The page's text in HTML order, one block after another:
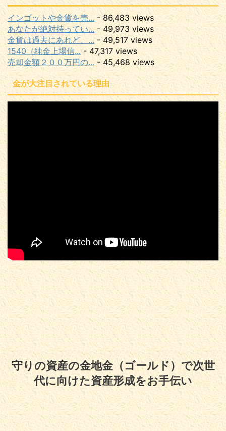
インゴットや金貨を売... - 86,483 views
あなたが絶対持ってい... - 49,973 views
金貨は過去にあれど、... - 49,517 views
1540（純金上場信... - 47,317 views
売却金額２００万円の... - 45,468 views
金が大注目されている理由
守りの資産の金地金（ゴールド）で次世
代に向けた資産形成をお手伝い
Copyright© 守りの資産の金地金（ゴールド）で次世代に向けた資産形成をお
手伝い , 2026 All Rights Reserved.